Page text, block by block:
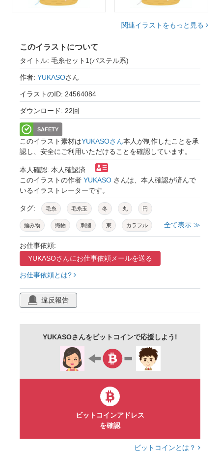
関連イラストをもっと見る
このイラストについて
タイトル: 毛糸セット1(パステル系)
作者: YUKASOさん
イラストのID: 24564084
ダウンロード: 22回
SAFETY
このイラスト素材はYUKASOさん本人が制作したことを承
認し、安全にご利用いただけることを確認しています。
本人確認: 本人確認済
このイラストの作者 YUKASO さんは、本人確認が済んで
いるイラストレーターです。
タグ: 毛糸 毛糸玉 冬 丸 円
編み物 織物 刺繍 束 カラフル
イラスト
詰め合わせ
全て表示 ≫
お仕事依頼:
YUKASOさんにお仕事依頼メールを送る
お仕事依頼とは?
違反報告
YUKASOさんをビットコインで応援しよう!
ビットコインアドレス
を確認
ビットコインとは？